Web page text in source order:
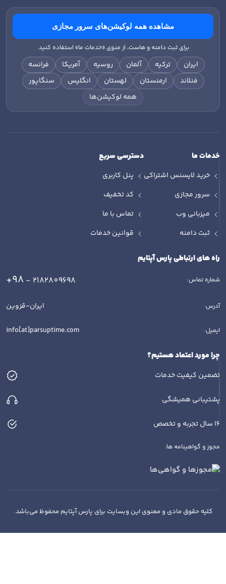
مشاهده همه لوکیشن‌های سرور مجازی
برای ثبت دامنه و هاست، از منوی «خدمات ما» استفاده کنید.
ایران ترکیه آلمان روسیه آمریکا
فرانسه
فنلاند
ارمنستان لهستان انگلیس
سنگاپور
همه لوکیشن‌ها
خدمات ما
خرید لایسنس اشتراکی
سرور مجازی
میزبانی وب
ثبت دامنه
دسترسی سریع
پنل کاربری
کد تخفیف
تماس با ما
قوانین خدمات
راه های ارتباطی پارس آپتایم
شماره تماس: +98 - 2182809698
آدرس: ایران-قزوین
ایمیل: info[at]parsuptime.com
چرا مورد اعتماد هستیم؟
تضمین کیفیت خدمات
پشتیبانی همیشگی
16 سال تجربه و تخصص
مجوز و گواهینامه ها:
کلیه حقوق مادی و معنوی این وبسایت برای پارس آپتایم محفوظ می‌باشد.